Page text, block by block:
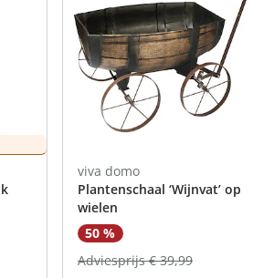
viva domo
Plantenschaal ‘Wijnvat’ op
wielen
50 %
Adviesprijs € 39,99